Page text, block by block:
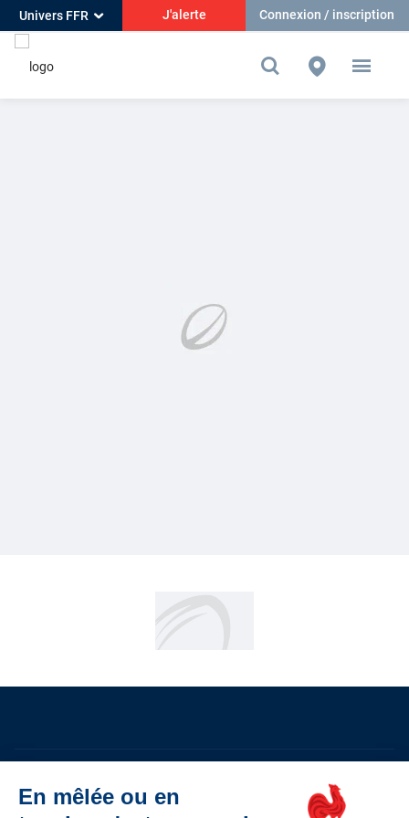
Univers FFR J'alerte Connexion / inscription